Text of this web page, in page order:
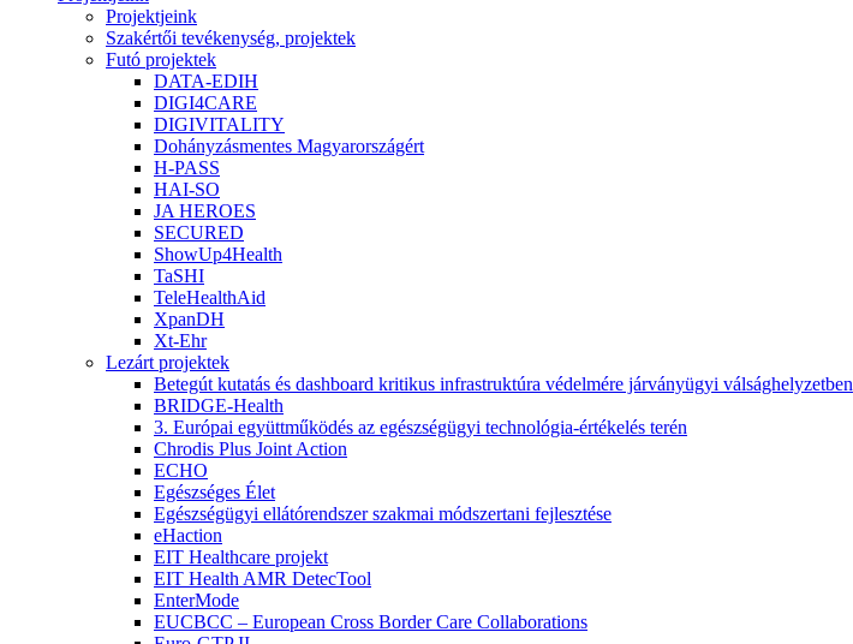
Projektjeink
Szakértői tevékenység, projektek
Futó projektek
DATA-EDIH
DIGI4CARE
DIGIVITALITY
Dohányzásmentes Magyarországért
H-PASS
HAI-SO
JA HEROES
SECURED
ShowUp4Health
TaSHI
TeleHealthAid
XpanDH
Xt-Ehr
Lezárt projektek
Betegút kutatás és dashboard kritikus infrastruktúra védelmére járványügyi válsághelyzetben
BRIDGE-Health
3. Európai együttműködés az egészségügyi technológia-értékelés terén
Chrodis Plus Joint Action
ECHO
Egészséges Élet
Egészségügyi ellátórendszer szakmai módszertani fejlesztése
eHaction
EIT Healthcare projekt
EIT Health AMR DetecTool
EnterMode
EUCBCC – European Cross Border Care Collaborations